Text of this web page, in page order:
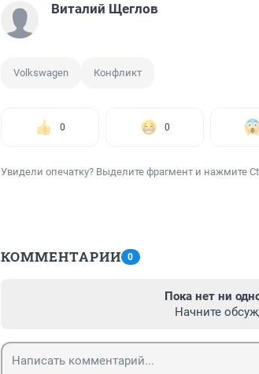
Виталий Щеглов
Volkswagen Конфликт
0 0
Увидели опечатку? Выделите фрагмент и нажмите
КОММЕНТАРИИ 0
Пока нет ни
Начните